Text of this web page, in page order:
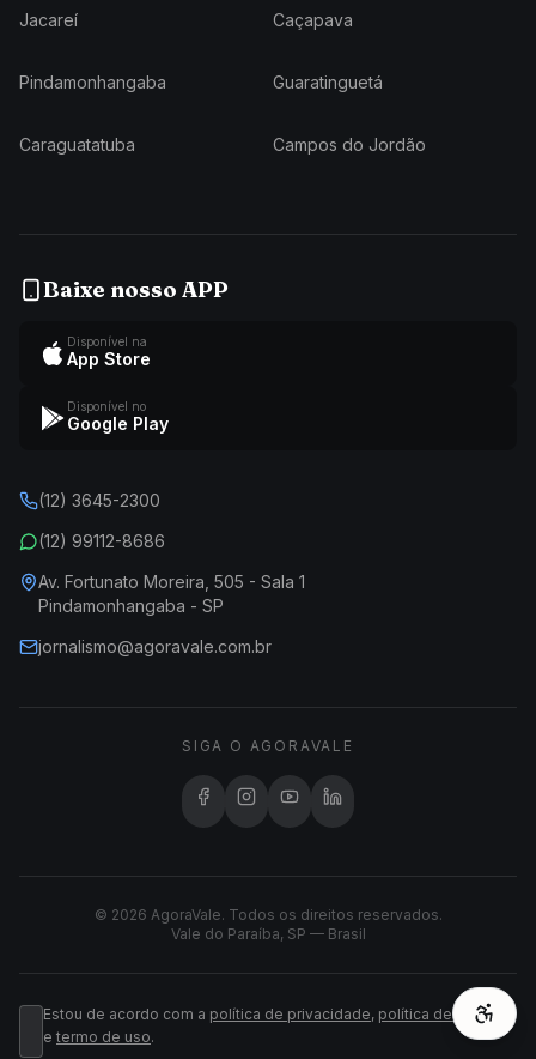
Jacareí Caçapava
Pindamonhangaba Guaratinguetá
Caraguatatuba Campos do Jordão
Baixe nosso APP
Disponível na
App Store
Disponível no
Google Play
(12) 3645-2300
(12) 99112-8686
Av. Fortunato Moreira, 505 - Sala 1
Pindamonhangaba - SP
jornalismo@agoravale.com.br
SIGA O AGORAVALE
© 2026 AgoraVale. Todos os direitos reservados.
Vale do Paraíba, SP — Brasil
Estou de acordo com a política de privacidade, política de cookies
e termo de uso.